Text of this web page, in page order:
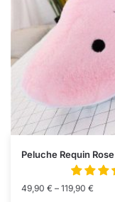
Peluche Requin Rose
49,90 € – 119,90 €